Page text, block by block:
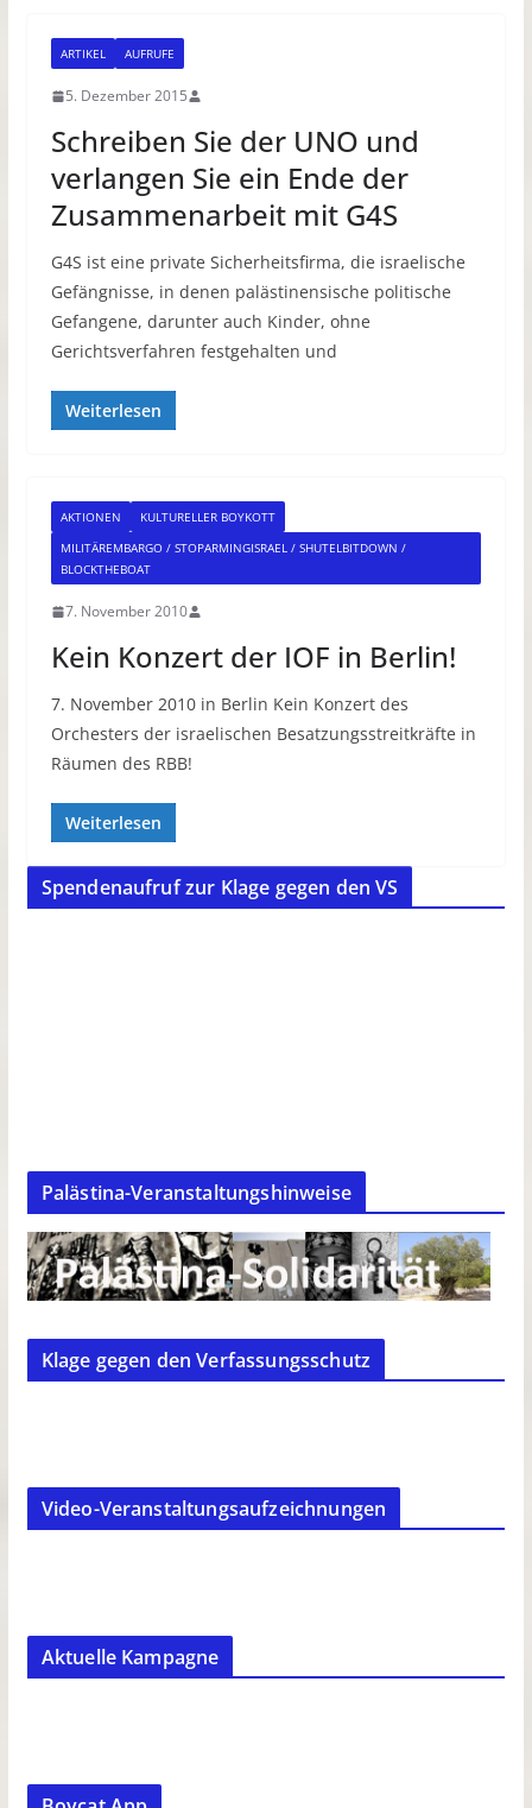
ARTIKEL AUFRUFE
5. Dezember 2015
Schreiben Sie der UNO und
verlangen Sie ein Ende der
Zusammenarbeit mit G4S
G4S ist eine private Sicherheitsfirma, die israelische
Gefängnisse, in denen palästinensische politische
Gefangene, darunter auch Kinder, ohne
Gerichtsverfahren festgehalten und
Weiterlesen
AKTIONEN
KULTURELLER BOYKOTT
MILITÄREMBARGO / STOPARMINGISRAEL / SHUTELBITDOWN /
BLOCKTHEBOAT
7. November 2010
Kein Konzert der IOF in Berlin!
7. November 2010 in Berlin Kein Konzert des
Orchesters der israelischen Besatzungsstreitkräfte in
Räumen des RBB!
Weiterlesen
Spendenaufruf zur Klage gegen den VS
Palästina-Veranstaltungshinweise
Klage gegen den Verfassungsschutz
Video-Veranstaltungsaufzeichnungen
Aktuelle Kampagne